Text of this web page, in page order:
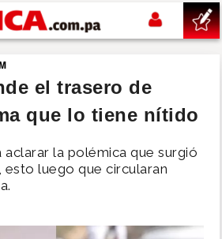
el trasero de
que lo tiene nítido
aclarar la polémica que surgió
esto luego que circularan